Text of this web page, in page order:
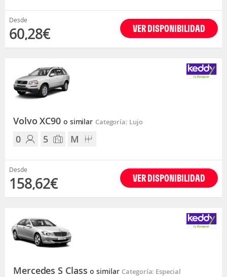
Desde
60,28€ VER DISPONIBILIDAD
Volvo XC90 o similar Categoría: Lujo
0 5 M
Desde
158,62€ VER DISPONIBILIDAD
Mercedes S Classo similar Categoría: Especial